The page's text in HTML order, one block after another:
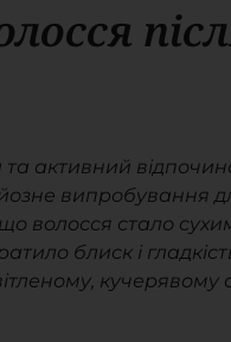
та активний
випробування
волосся стало
блиск і